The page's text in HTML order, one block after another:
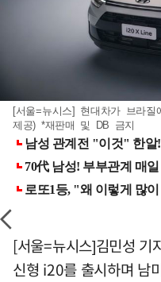
[서울=뉴시스] 현대차가 브라
제공) *재판매 및 DB 금지
[서울=뉴시스]김민성 기
신형 i20를 출시하며 남